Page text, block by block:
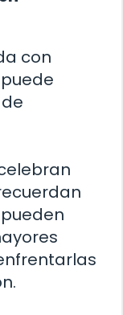
con